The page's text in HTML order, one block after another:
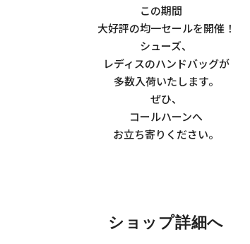
この期間
大好評の均一セールを開催！
シューズ、
レディスのハンドバッグが
多数入荷いたします。
ぜひ、
コールハーンへ
お立ち寄りください。
ショップ詳細へ